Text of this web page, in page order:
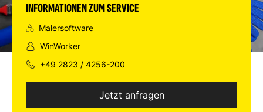
INFORMATIONEN ZUM SERVICE
Malersoftware
WinWorker
+49 2823 / 4256-200
Jetzt anfragen